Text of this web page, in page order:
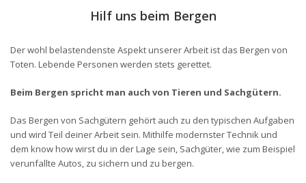
Hilf uns beim Bergen
Der wohl belastendenste Aspekt unserer Arbeit ist das Bergen von
Toten. Lebende Personen werden stets gerettet.
Beim Bergen spricht man auch von Tieren und Sachgütern.
Das Bergen von Sachgütern gehört auch zu den typischen Aufgaben
und wird Teil deiner Arbeit sein. Mithilfe modernster Technik und
dem know how wirst du in der Lage sein, Sachgüter, wie zum Beispiel
verunfallte Autos, zu sichern und zu bergen.